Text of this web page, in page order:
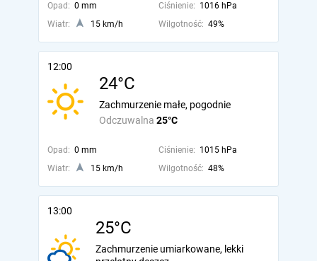
Opad: 0 mm Ciśnienie: 1016 hPa
Wiatr:
15 km/h Wilgotność: 49%
12:00
24°C
Odczuwalna 25°C
Zachmurzenie małe, pogodnie
Opad: 0 mm Ciśnienie: 1015 hPa
Wiatr:
15 km/h Wilgotność: 48%
13:00
25°C
Zachmurzenie umiarkowane, lekki